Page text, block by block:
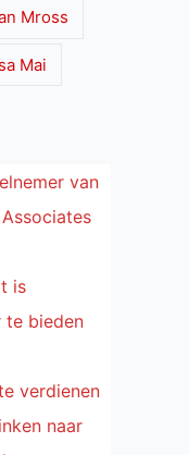
Mross
Mai
van
is
te bieden
verdienen
naar